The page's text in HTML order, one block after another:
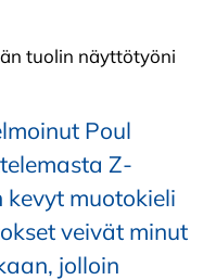
tuolin näyttötyöni
Poul
Z-
kevyt muotokieli
veivät minut
jolloin